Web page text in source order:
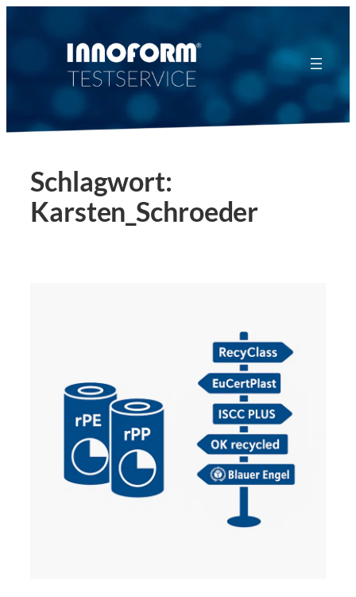
Schlagwort:
Karsten_Schroeder